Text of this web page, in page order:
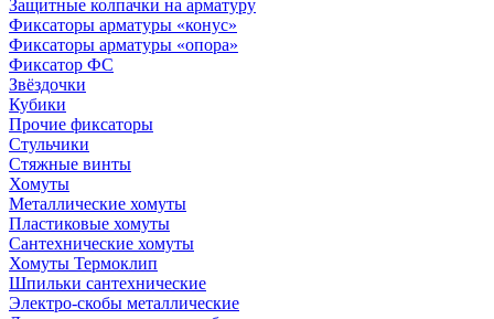
Защитные колпачки на арматуру
Фиксаторы арматуры «конус»
Фиксаторы арматуры «опора»
Фиксатор ФС
Звёздочки
Кубики
Прочие фиксаторы
Стульчики
Стяжные винты
Хомуты
Металлические хомуты
Пластиковые хомуты
Сантехнические хомуты
Хомуты Термоклип
Шпильки сантехнические
Электро-скобы металлические